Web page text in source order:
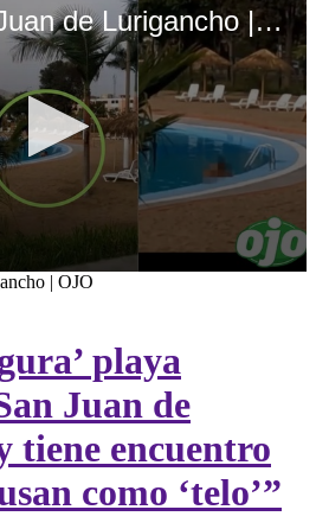
Playa de San Juan de Lurigancho | OJO
| OJO
playa
Juan de
tiene encuentro
como ‘telo’”